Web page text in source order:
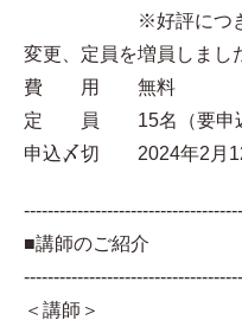
※好評につき、会
変更、定員を増員しまし
費 用 無料
定 員 15名（要申込・
申込〆切 2024年2月
■講師のご紹介
＜講師＞